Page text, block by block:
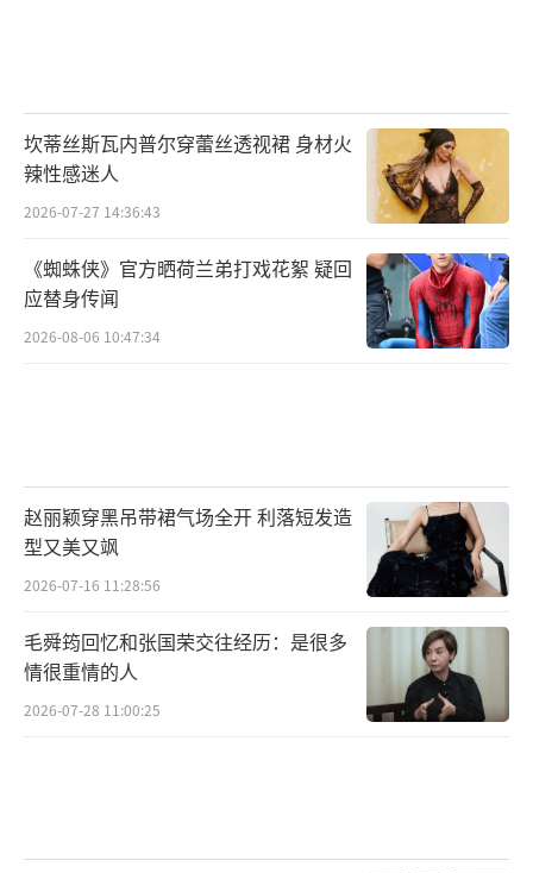
坎蒂丝斯瓦内普尔穿蕾丝透视裙 身材火
辣性感迷人
2026-07-27 14:36:43
《蜘蛛侠》官方晒荷兰弟打戏花絮 疑回
应替身传闻
2026-08-06 10:47:34
赵丽颖穿黑吊带裙气场全开 利落短发造
型又美又飒
2026-07-16 11:28:56
毛舜筠回忆和张国荣交往经历：是很多
情很重情的人
2026-07-28 11:00:25